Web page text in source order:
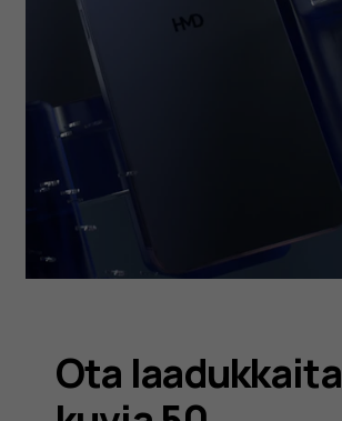
Ota laadukkaita